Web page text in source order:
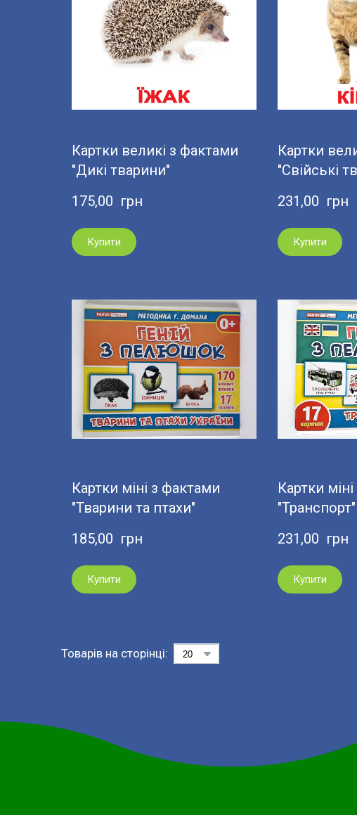
Картки великі з фактами
"Дикі тварини"
175,00  грн
Купити
Картки
"Свійські
231,00  грн
Купити
Картки міні з фактами
"Тварини та птахи"
185,00  грн
Купити
Картки
"Транспорт"
231,00  грн
Купити
Товарів на сторінці: